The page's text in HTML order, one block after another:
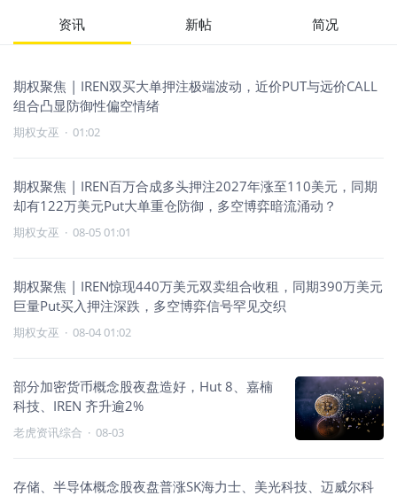
资讯 新帖 简况
期权聚焦 | IREN双买大单押注极端波动，近价PUT与远价CALL
组合凸显防御性偏空情绪
期权女巫 · 01:02
期权聚焦 | IREN百万合成多头押注2027年涨至110美元，同期
却有122万美元Put大单重仓防御，多空博弈暗流涌动？
期权女巫 · 08-05 01:01
期权聚焦 | IREN惊现440万美元双卖组合收租，同期390万美元
巨量Put买入押注深跌，多空博弈信号罕见交织
期权女巫 · 08-04 01:02
部分加密货币概念股夜盘造好，Hut 8、嘉楠
科技、IREN 齐升逾2%
老虎资讯综合 · 08-03
存储、半导体概念股夜盘普涨SK海力士、美光科技、迈威尔科